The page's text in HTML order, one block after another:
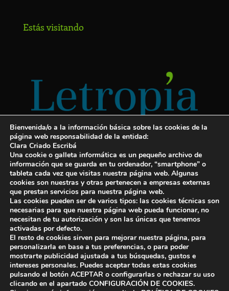
Estás visitando
Servicios para escritores
¡Letropía te ayuda con tu libro!
Autopublicar un libro
Cuanto cuesta publicar un libro
Cómo escribir un libro y publicarlo
Bienvenida/o a la información básica sobre las cookies de la
página web responsabilidad de la entidad:
Clara Criado Escribá
Una cookie o galleta informática es un pequeño archivo de
información que se guarda en tu ordenador, “smartphone” o
tableta cada vez que visitas nuestra página web. Algunas
cookies son nuestras y otras pertenecen a empresas externas
que prestan servicios para nuestra página web.
Las cookies pueden ser de varios tipos: las cookies técnicas son
necesarias para que nuestra página web pueda funcionar, no
necesitan de tu autorización y son las únicas que tenemos
activadas por defecto.
El resto de cookies sirven para mejorar nuestra página, para
personalizarla en base a tus preferencias, o para poder
mostrarte publicidad ajustada a tus búsquedas, gustos e
intereses personales. Puedes aceptar todas estas cookies
pulsando el botón ACEPTAR o configurarlas o rechazar su uso
clicando en el apartado CONFIGURACIÓN DE COOKIES.